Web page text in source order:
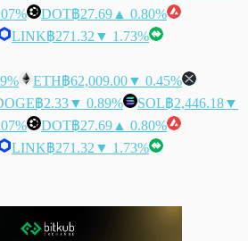
DOT฿27.69 ▲ 0.80%
LINK฿271.32 ▼ 1.73%
ETH฿62,009.00▼ 0.45%
฿2.33▼ 0.89% SOL฿2,446.18▼
DOT฿27.69 ▲ 0.80%
LINK฿271.32 ▼ 1.73%